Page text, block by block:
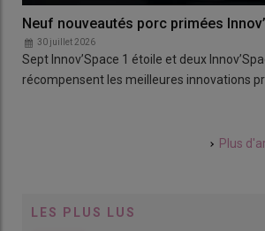
Neuf nouveautés porc primées
30 juillet 2026
Sept Innov’Space 1 étoile et deux
récompensent les meilleures innovations
Plus
LES PLUS LUS